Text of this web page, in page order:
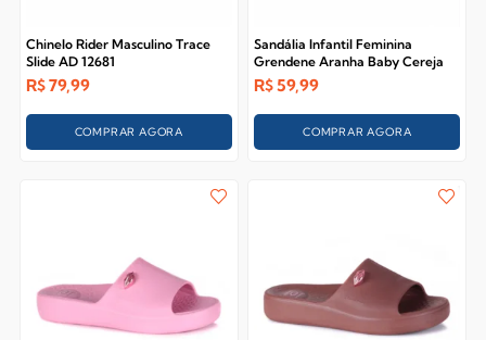
Chinelo Rider Masculino Trace
Slide AD 12681
R$79,99
COMPRAR AGORA
Sandália Infantil Feminina
Grendene Aranha Baby Cereja
23488
R$59,99
COMPRAR AGORA